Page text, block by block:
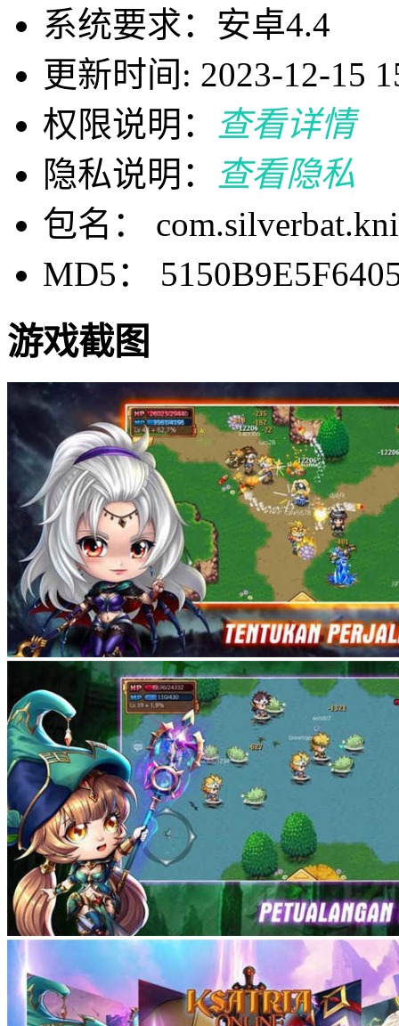
系统要求：安卓4.4
更新时间: 2023-12-15
权限说明：
查看详情
隐私说明：
查看隐私
包名：
MD5：
游戏截图